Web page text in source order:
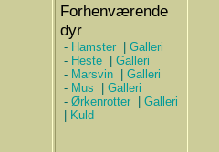
Forhenværende
dyr
- Hamster| Galleri
- Heste| Galleri
- Marsvin| Galleri
- Mus | Galleri
- Ørkenrotter| Galleri
| Kuld